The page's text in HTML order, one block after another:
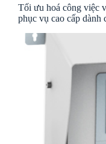
Tối ưu hoá công việc
phục vụ cao cấp dành